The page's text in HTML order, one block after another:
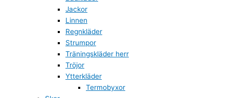
Jackor
Linnen
Regnkläder
Strumpor
Träningskläder herr
Tröjor
Ytterkläder
Termobyxor